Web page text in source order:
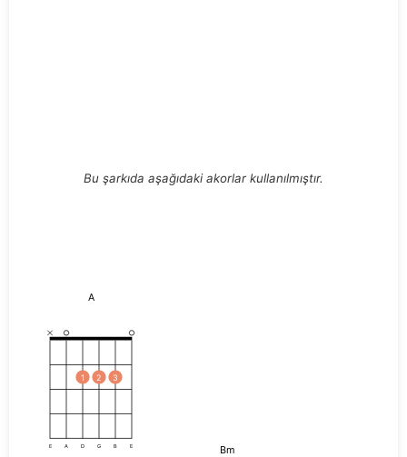
Bu şarkıda aşağıdaki akorlar kullanılmıştır.
A
1 2 3
E A D G B E Bm